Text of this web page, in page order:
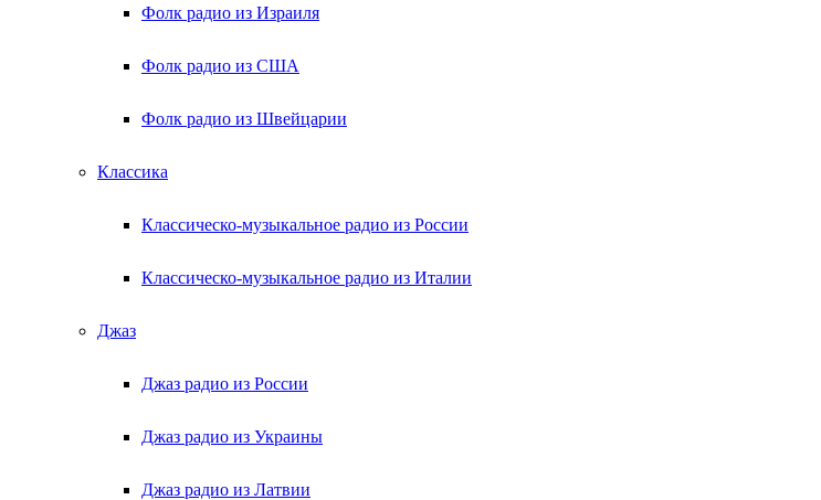
Фолк радио из Израиля
Фолк радио из США
Фолк радио из Швейцарии
Классика
Классическо-музыкальное радио из России
Классическо-музыкальное радио из Италии
Джаз
Джаз радио из России
Джаз радио из Украины
Джаз радио из Латвии